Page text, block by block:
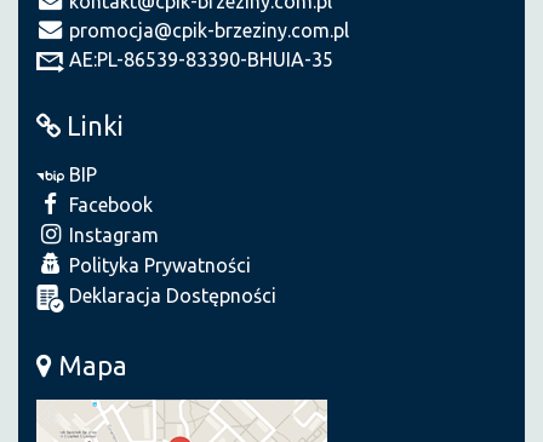
promocja@cpik-brzeziny.com.pl
AE:PL-86539-83390-BHUIA-35
Linki
BIP
Facebook
Instagram
Polityka Prywatności
Deklaracja Dostępności
Mapa